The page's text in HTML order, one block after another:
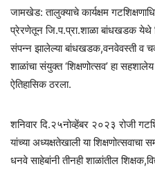
जामखेड: तालुक्याचे कार्यक्षम
प्रेरणेतून जि.प‌.प्रा.शाळा बांधखडक येथे
संपन्न झालेल्या बांधखडक,वनवेवस्ती व
शाळांचा संयुक्त ‘शिक्षणोत्सव’ हा
ऐतिहासिक ठरला.
शनिवार दि.२५नोव्हेंबर २०२३ रोजी
यांच्या अध्यक्षतेखाली या शिक्षणोत्सवाचा
धनवे साहेबांनी तीनही शाळांतील